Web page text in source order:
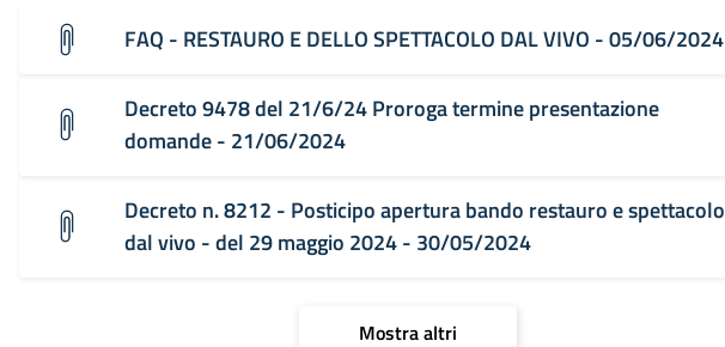
FAQ - RESTAURO E DELLO SPETTACOLO DAL VIVO - 05/06/2024
Decreto 9478 del 21/6/24 Proroga termine presentazione
domande - 21/06/2024
Decreto n. 8212 - Posticipo apertura bando restauro e spettacolo
dal vivo - del 29 maggio 2024 - 30/05/2024
Mostra altri